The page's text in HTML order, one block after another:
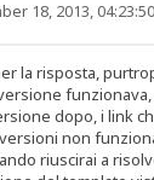
18, 2013,
la risposta,
dopo, i link
non
riuscirai a